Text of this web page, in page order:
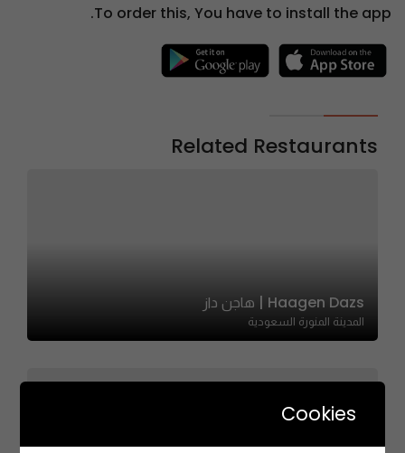
To order this, You have to install the app.
Related Restaurants
Haagen Dazs | هاجن داز
المدينة المنورة السعودية
Cookies